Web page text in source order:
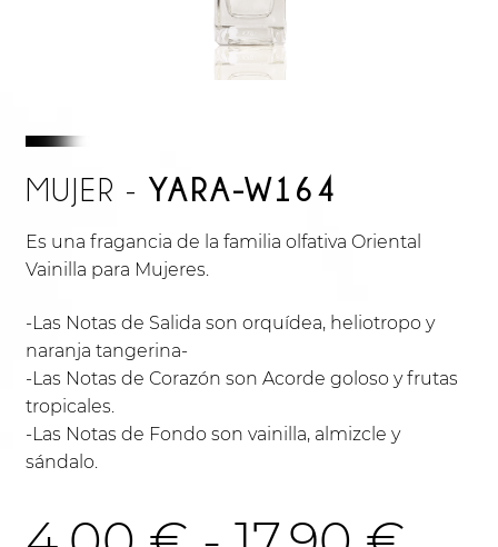
MUJER - YARA-W164
Es una fragancia de la familia olfativa Oriental
Vainilla para Mujeres.
-Las Notas de Salida son orquídea, heliotropo y
naranja tangerina-
-Las Notas de Corazón son Acorde goloso y frutas
tropicales.
-Las Notas de Fondo son vainilla, almizcle y
sándalo.